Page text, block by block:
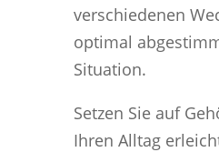
verschiedenen
optimal
Situation.
Setzen Sie auf
Ihren Alltag